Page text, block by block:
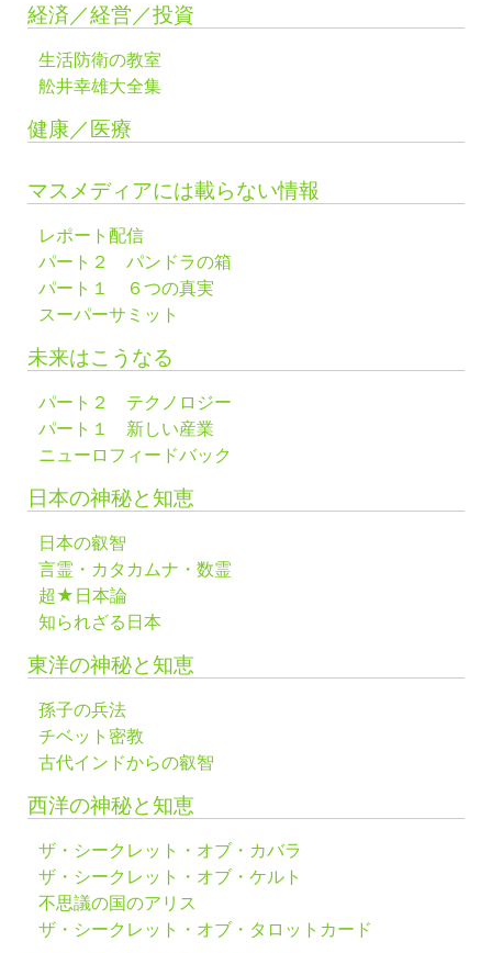
経済／経営／投資
生活防衛の教室
舩井幸雄大全集
健康／医療
マスメディアには載らない情報
レポート配信
パート２ パンドラの箱
パート１ ６つの真実
スーパーサミット
未来はこうなる
パート２ テクノロジー
パート１ 新しい産業
ニューロフィードバック
日本の神秘と知恵
日本の叡智
言霊・カタカムナ・数霊
超★日本論
知られざる日本
東洋の神秘と知恵
孫子の兵法
チベット密教
古代インドからの叡智
西洋の神秘と知恵
ザ・シークレット・オブ・カバラ
ザ・シークレット・オブ・ケルト
不思議の国のアリス
ザ・シークレット・オブ・タロットカード